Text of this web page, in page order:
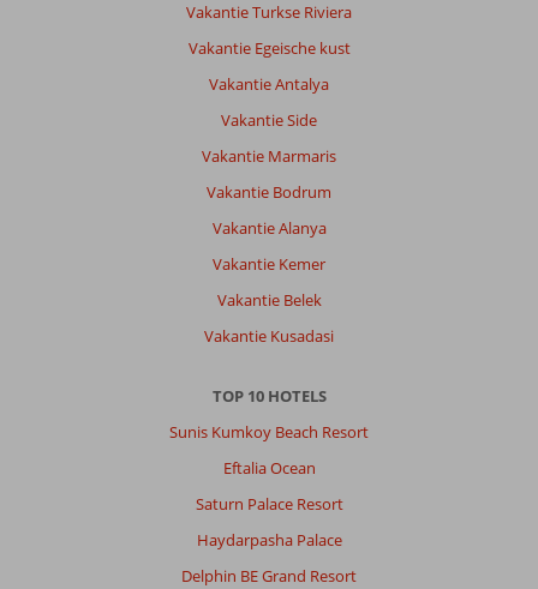
Vakantie Turkse Riviera
Vakantie Egeische kust
Vakantie Antalya
Vakantie Side
Vakantie Marmaris
Vakantie Bodrum
Vakantie Alanya
Vakantie Kemer
Vakantie Belek
Vakantie Kusadasi
TOP 10 HOTELS
Sunis Kumkoy Beach Resort
Eftalia Ocean
Saturn Palace Resort
Haydarpasha Palace
Delphin BE Grand Resort